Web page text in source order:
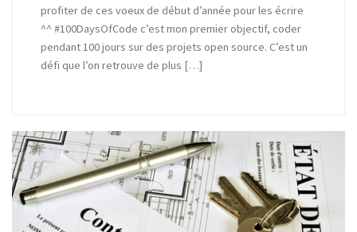
profiter de ces voeux de début d’année pour les écrire
^^ #100DaysOfCode c’est mon premier objectif, coder
pendant 100 jours sur des projets open source. C’est un
défi que l’on retrouve de plus […]